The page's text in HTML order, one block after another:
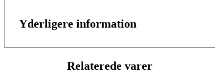
Yderligere information
Relaterede varer